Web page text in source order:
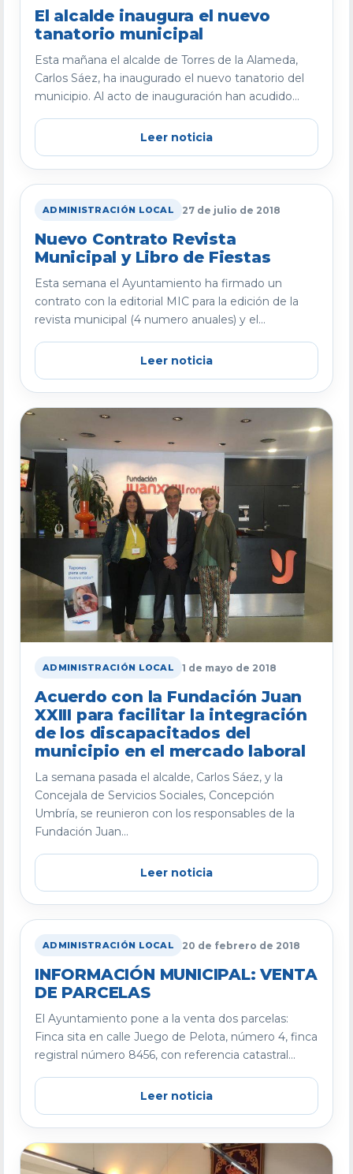
El alcalde inaugura el nuevo
tanatorio municipal
Esta mañana el alcalde de Torres de la Alameda,
Carlos Sáez, ha inaugurado el nuevo tanatorio del
municipio. Al acto de inauguración han acudido...
Leer noticia
ADMINISTRACIÓN LOCAL 27 de julio de 2018
Nuevo Contrato Revista
Municipal y Libro de Fiestas
Esta semana el Ayuntamiento ha firmado un
contrato con la editorial MIC para la edición de la
revista municipal (4 numero anuales) y el...
Leer noticia
ADMINISTRACIÓN LOCAL 1 de mayo de 2018
Acuerdo con la Fundación Juan
XXIII para facilitar la integración
de los discapacitados del
municipio en el mercado laboral
La semana pasada el alcalde, Carlos Sáez, y la
Concejala de Servicios Sociales, Concepción
Umbría, se reunieron con los responsables de la
Fundación Juan...
Leer noticia
ADMINISTRACIÓN LOCAL 20 de febrero de 2018
INFORMACIÓN MUNICIPAL: VENTA
DE PARCELAS
El Ayuntamiento pone a la venta dos parcelas:
Finca sita en calle Juego de Pelota, número 4, finca
registral número 8456, con referencia catastral...
Leer noticia